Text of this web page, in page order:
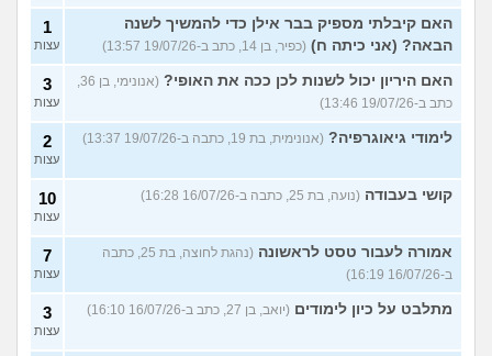
האם קיבלתי מספיק בבר אילן כדי להמשיך לשנה
הבאה? (אני כיתה ח) (כפיר, בן 14, כתב ב-19/07/26 13:57)
1
עצות
האם היריון יכול לשנות לכן ככה את האופי?
(אנונימי, בן 36,
כתב ב-19/07/26 13:46)
3
עצות
לימודי גיאוגרפיה? (אנונימית, בת 19, כתבה ב-19/07/26 13:37) 2
עצות
קושי בעבודה (נועה, בת 25, כתבה ב-16/07/26 16:28) 10
עצות
אמורה לעבור טסט לראשונה
(נהגת לחוצה, בת 25, כתבה
ב-16/07/26 16:19)
7
עצות
מתלבט על כיון לימודים (יואב, בן 27, כתב ב-16/07/26 16:10) 3
עצות